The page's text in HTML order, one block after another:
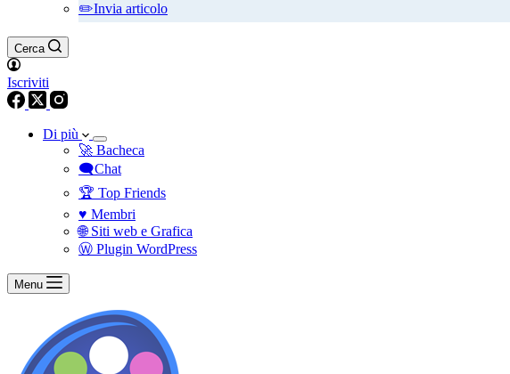
✏️Invia articolo
Cerca
Iscriviti
Di più
🚀 Bacheca
🗨️Chat
🏆 Top Friends
♥️ Membri
🌐 Siti web e Grafica
Ⓦ Plugin WordPress
Menu